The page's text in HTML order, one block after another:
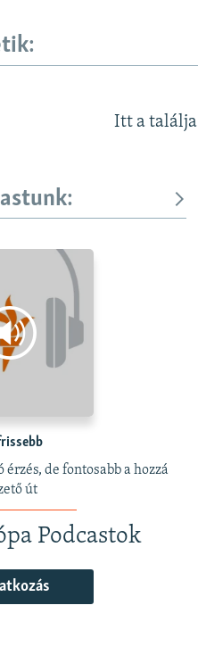
Itt a találja
de fontosabb a hozzá
út
Podcastok